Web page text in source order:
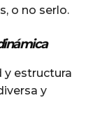
o no serlo.
y estructura
y